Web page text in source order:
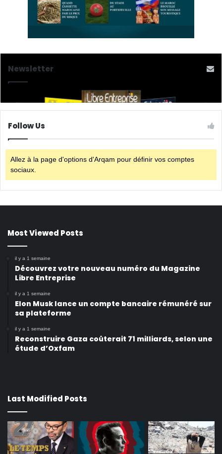
Newsletter
Follow Us
Allez à la page d'options d'Arqam pour définir vos comptes
sociaux.
Most Viewed Posts
il y a 1 semaine
Découvrez votre nouveau numéro du Magazine
Libre Entreprise
il y a 1 semaine
Elon Musk lance un compte bancaire rémunéré sur
sa plateforme
il y a 1 semaine
Reconstruire Gaza coûterait 71 milliards, selon une
étude d’Oxfam
Last Modified Posts